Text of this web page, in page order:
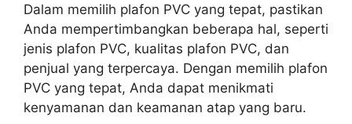
Dalam memilih plafon PVC yang tepat, pastikan
Anda mempertimbangkan beberapa hal, seperti
jenis plafon PVC, kualitas plafon PVC, dan
penjual yang terpercaya. Dengan memilih plafon
PVC yang tepat, Anda dapat menikmati
kenyamanan dan keamanan atap yang baru.